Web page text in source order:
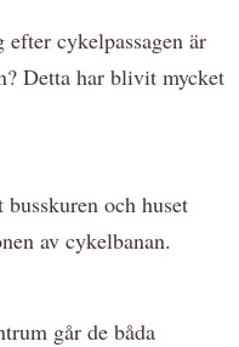
cykelpassagen är
Detta har blivit mycket
och huset
av cykelbanan.
går de båda